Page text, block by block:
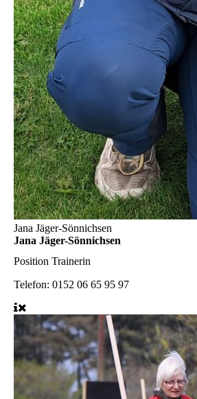
Jana Jäger-Sönnichsen
Jana Jäger-Sönnichsen
Position Trainerin
Telefon: 0152 06 65 95 97